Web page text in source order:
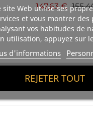
site Web utilise ses
et vous montrer
vos habitudes de
utilisation, appuyez sur
d'informations
REJETER TOUT
147,63 € Prix